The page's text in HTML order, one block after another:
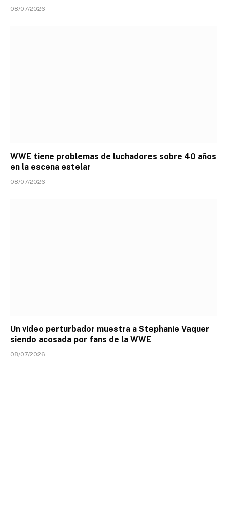
08/07/2026
WWE tiene problemas de luchadores sobre 40 años
en la escena estelar
08/07/2026
Un vídeo perturbador muestra a Stephanie Vaquer
siendo acosada por fans de la WWE
08/07/2026